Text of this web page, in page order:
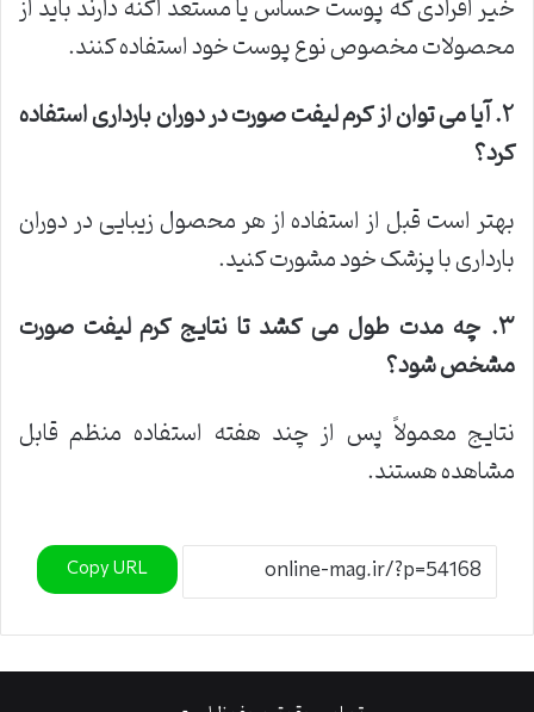
محصولات مخصوص نوع پوست خود استفاده کنند.
۲.آیا می توان از کرم لیفت صورت در دوران بارداری استفاده
کرد؟
بهتر است قبل از استفاده از هر محصول زیبایی در دوران
بارداری با پزشک خود مشورت کنید.
۳. چه مدت طول می کشد تا نتایج کرم لیفت صورت
مشخص شود؟
نتایج معمولاً پس از چند هفته استفاده منظم قابل
مشاهده هستند.
Copy URL